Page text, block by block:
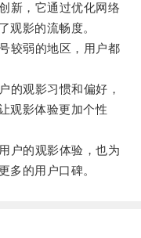
，它通过优化网络
观影的流畅度。
弱的地区，用户都
观影习惯和偏好，
观影体验更加个性
的观影体验，也为
多的用户口碑。